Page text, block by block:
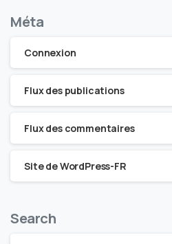
Méta
Connexion
Flux des publications
Flux des commentaires
Site de WordPress-FR
Search